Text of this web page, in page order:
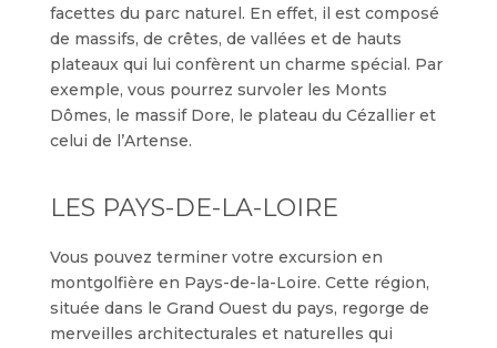
facettes du parc naturel. En effet, il est composé
de massifs, de crêtes, de vallées et de hauts
plateaux qui lui confèrent un charme spécial. Par
exemple, vous pourrez survoler les Monts
Dômes, le massif Dore, le plateau du Cézallier et
celui de l’Artense.
LES PAYS-DE-LA-LOIRE
Vous pouvez terminer votre excursion en
montgolfière en Pays-de-la-Loire. Cette région,
située dans le Grand Ouest du pays, regorge de
merveilles architecturales et naturelles qui